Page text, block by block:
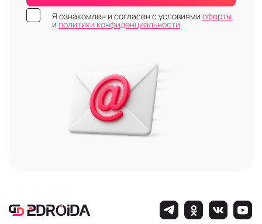
Я ознакомлен и согласен с условиями оферты
и политики конфиденциальности